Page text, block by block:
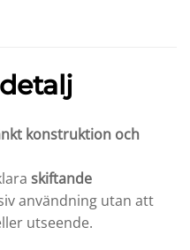
konstruktion och
skiftande
användning utan att
utseende.